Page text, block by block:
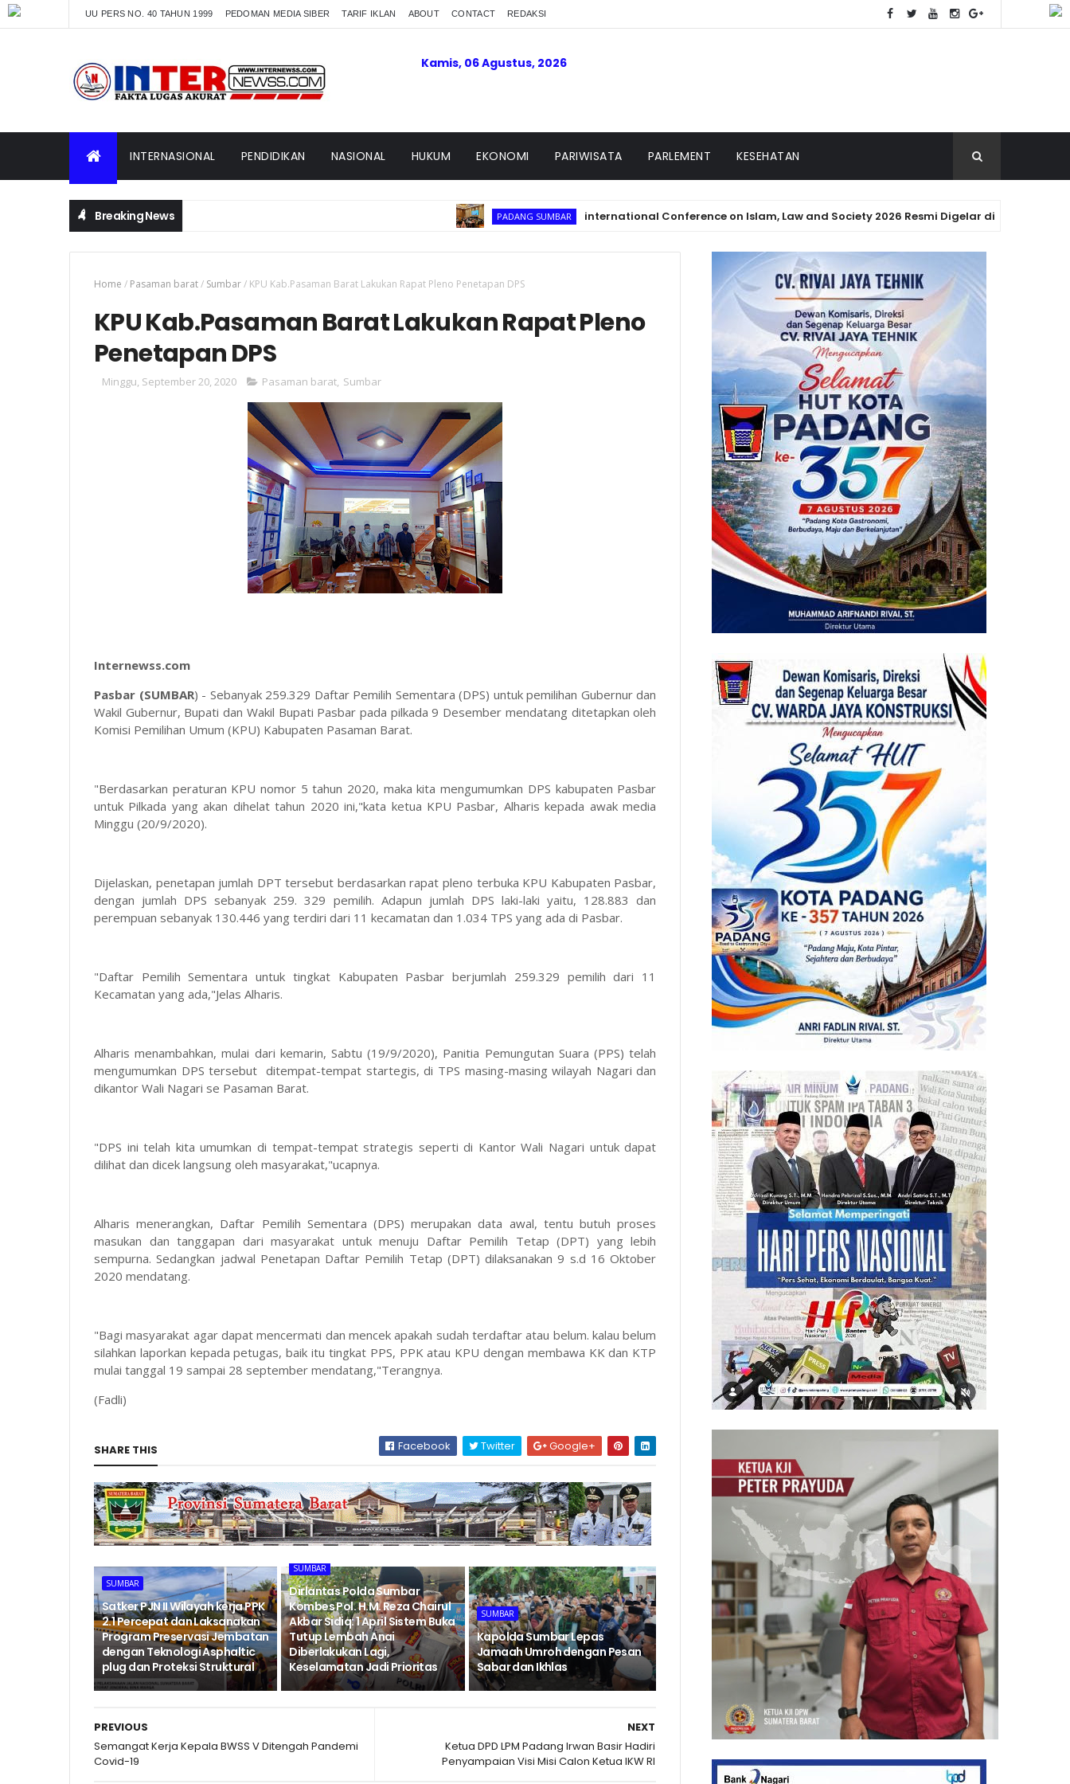
UU PERS NO. 40 TAHUN 1999 PEDOMAN MEDIA SIBER TARIF IKLAN ABOUT CONTACT REDAKSI
Kamis, 06 Agustus, 2026
INTERNASIONAL PENDIDIKAN NASIONAL HUKUM EKONOMI PARIWISATA PARLEMENT KESEHATAN
Breaking News PADANG SUMBAR international Conference on Islam, Law and Society 2026 Resmi Digelar di Padang
Home / Pasaman barat/ Sumbar/ KPU Kab.Pasaman Barat Lakukan Rapat Pleno Penetapan DPS
KPU Kab.Pasaman Barat Lakukan Rapat Pleno
Penetapan DPS
Minggu, September 20, 2020 Pasaman barat, Sumbar
Internewss.com
Pasbar (SUMBAR) - Sebanyak 259.329 Daftar Pemilih Sementara (DPS) untuk pemilihan Gubernur dan
Wakil Gubernur, Bupati dan Wakil Bupati Pasbar pada pilkada 9 Desember mendatang ditetapkan oleh
Komisi Pemilihan Umum (KPU) Kabupaten Pasaman Barat.
"Berdasarkan peraturan KPU nomor 5 tahun 2020, maka kita mengumumkan DPS kabupaten Pasbar
untuk Pilkada yang akan dihelat tahun 2020 ini,"kata ketua KPU Pasbar, Alharis kepada awak media
Minggu (20/9/2020).
Dijelaskan, penetapan jumlah DPT tersebut berdasarkan rapat pleno terbuka KPU Kabupaten Pasbar,
dengan jumlah DPS sebanyak 259. 329 pemilih. Adapun jumlah DPS laki-laki yaitu, 128.883 dan
perempuan sebanyak 130.446 yang terdiri dari 11 kecamatan dan 1.034 TPS yang ada di Pasbar.
"Daftar Pemilih Sementara untuk tingkat Kabupaten Pasbar berjumlah 259.329 pemilih dari 11
Kecamatan yang ada,"Jelas Alharis.
Alharis menambahkan, mulai dari kemarin, Sabtu (19/9/2020), Panitia Pemungutan Suara (PPS) telah
mengumumkan DPS tersebut ditempat-tempat startegis, di TPS masing-masing wilayah Nagari dan
dikantor Wali Nagari se Pasaman Barat.
"DPS ini telah kita umumkan di tempat-tempat strategis seperti di Kantor Wali Nagari untuk dapat
dilihat dan dicek langsung oleh masyarakat,"ucapnya.
Alharis menerangkan, Daftar Pemilih Sementara (DPS) merupakan data awal, tentu butuh proses
masukan dan tanggapan dari masyarakat untuk menuju Daftar Pemilih Tetap (DPT) yang lebih
sempurna. Sedangkan jadwal Penetapan Daftar Pemilih Tetap (DPT) dilaksanakan 9 s.d 16 Oktober
2020 mendatang.
"Bagi masyarakat agar dapat mencermati dan mencek apakah sudah terdaftar atau belum. kalau belum
silahkan laporkan kepada petugas, baik itu tingkat PPS, PPK atau KPU dengan membawa KK dan KTP
mulai tanggal 19 sampai 28 september mendatang,"Terangnya.
(Fadli)
SHARE THIS Facebook Twitter Google+
SUMBAR
‎Satker PJN II Wilayah kerja PPK
2.1 Percepat dan Laksanakan
Program Preservasi Jembatan
dengan Teknologi Asphaltic
plug dan Proteksi Struktural ‎
SUMBAR
Dirlantas Polda Sumbar
Kombes Pol. H.M. Reza Chairul
Akbar Sidiq: 1 April Sistem Buka
Tutup Lembah Anai
Diberlakukan Lagi,
Keselamatan Jadi Prioritas
SUMBAR
Kapolda Sumbar Lepas
Jamaah Umroh dengan Pesan
Sabar dan Ikhlas
NEXT
Ketua DPD LPM Padang Irwan Basir Hadiri
Penyampaian Visi Misi Calon Ketua IKW RI
PREVIOUS
Semangat Kerja Kepala BWSS V Ditengah Pandemi
Covid-19